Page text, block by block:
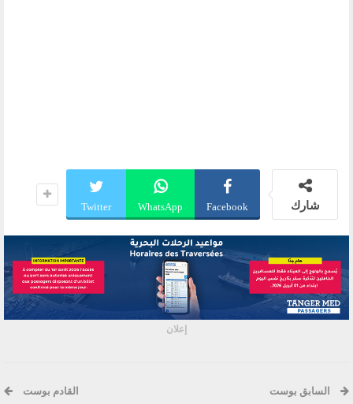
شارك Facebook
WhatsApp
Twitter
إعلان
السابق بوست القادم بوست